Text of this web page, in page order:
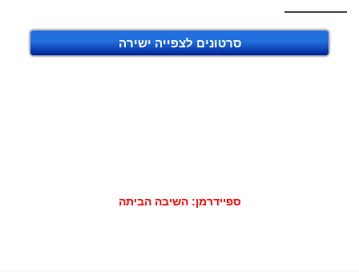
סרטונים לצפייה ישירה
ספיידרמן: השיבה הביתה